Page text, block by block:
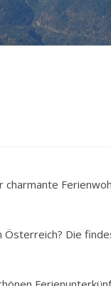
charmante
Die